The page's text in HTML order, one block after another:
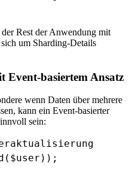
Rest der Anwendung mit
um Sharding-Details
Event-basiertem Ansatz
wenn Daten über mehrere
kann ein Event-basierter
sein: